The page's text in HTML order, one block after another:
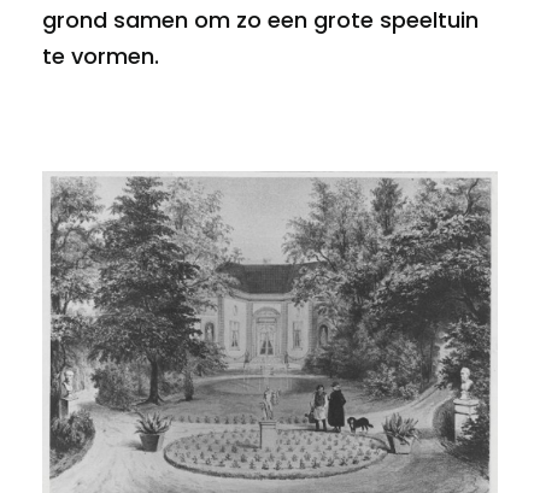
grond samen om zo een grote speeltuin
te vormen.